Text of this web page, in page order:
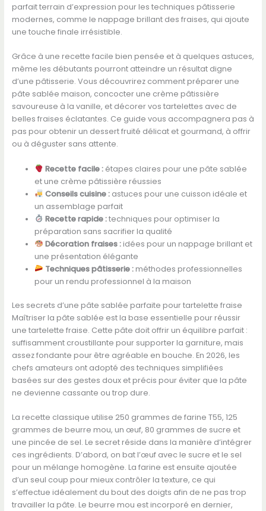
parfait terrain d’expression pour les techniques pâtisserie
modernes, comme le nappage brillant des fraises, qui ajoute
une touche finale irrésistible.
Grâce à une recette facile bien pensée et à quelques astuces,
même les débutants pourront atteindre un résultat digne
d’une pâtisserie. Vous découvrirez comment préparer une
pâte sablée maison, concocter une crème pâtissière
savoureuse à la vanille, et décorer vos tartelettes avec de
belles fraises éclatantes. Ce guide vous accompagnera pas à
pas pour obtenir un dessert fruité délicat et gourmand, à offrir
ou à déguster sans attente.
Recette facile :étapes claires pour une pâte sablée
et une crème pâtissière réussies
Conseils cuisine :astuces pour une cuisson idéale et
un assemblage parfait
Recette rapide :techniques pour optimiser la
préparation sans sacrifier la qualité
Décoration fraises :idées pour un nappage brillant et
une présentation élégante
Techniques pâtisserie :méthodes professionnelles
pour un rendu professionnel à la maison
Les secrets d’une pâte sablée parfaite pour tartelette fraise
Maîtriser la pâte sablée est la base essentielle pour réussir
une tartelette fraise. Cette pâte doit offrir un équilibre parfait :
suffisamment croustillante pour supporter la garniture, mais
assez fondante pour être agréable en bouche. En 2026, les
chefs amateurs ont adopté des techniques simplifiées
basées sur des gestes doux et précis pour éviter que la pâte
ne devienne cassante ou trop dure.
La recette classique utilise 250 grammes de farine T55, 125
grammes de beurre mou, un œuf, 80 grammes de sucre et
une pincée de sel. Le secret réside dans la manière d’intégrer
ces ingrédients. D’abord, on bat l’œuf avec le sucre et le sel
pour un mélange homogène. La farine est ensuite ajoutée
d’un seul coup pour mieux contrôler la texture, ce qui
s’effectue idéalement du bout des doigts afin de ne pas trop
travailler la pâte. Le beurre mou est incorporé en dernier,